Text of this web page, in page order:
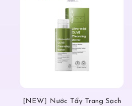
[NEW] Nước Tẩy Trang Sạch